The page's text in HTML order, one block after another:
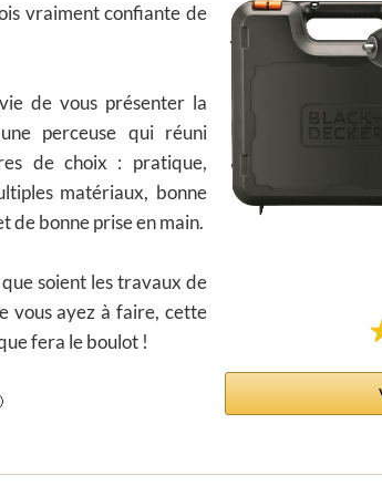
vraiment confiante de
de vous présenter la
perceuse qui réuni
de choix : pratique,
matériaux, bonne
de bonne prise en main.
soient les travaux de
vous ayez à faire, cette
fera le boulot !